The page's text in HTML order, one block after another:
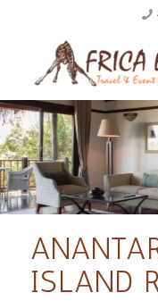
ISLAND